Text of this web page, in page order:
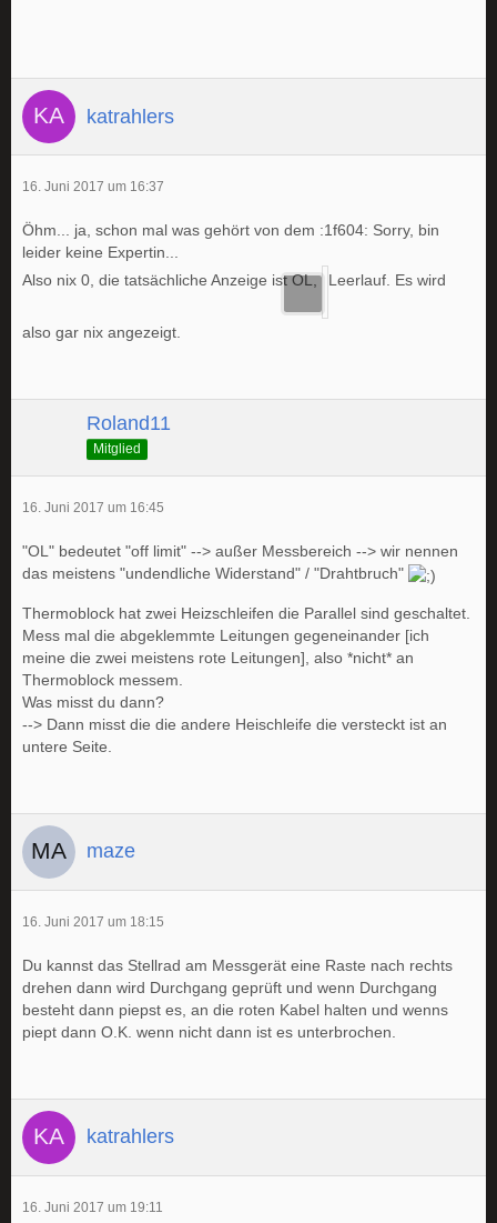
katrahlers
16. Juni 2017 um 16:37
Öhm... ja, schon mal was gehört von dem :1f604: Sorry, bin
leider keine Expertin...
Also nix 0, die tatsächliche Anzeige ist OL, Leerlauf. Es wird
also gar nix angezeigt.
Roland11
Mitglied
16. Juni 2017 um 16:45
"OL" bedeutet "off limit" --> außer Messbereich --> wir nennen
das meistens "undendliche Widerstand" / "Drahtbruch"
Thermoblock hat zwei Heizschleifen die Parallel sind geschaltet.
Mess mal die abgeklemmte Leitungen gegeneinander [ich
meine die zwei meistens rote Leitungen], also *nicht* an
Thermoblock messem.
Was misst du dann?
--> Dann misst die die andere Heischleife die versteckt ist an
untere Seite.
maze
16. Juni 2017 um 18:15
Du kannst das Stellrad am Messgerät eine Raste nach rechts
drehen dann wird Durchgang geprüft und wenn Durchgang
besteht dann piepst es, an die roten Kabel halten und wenns
piept dann O.K. wenn nicht dann ist es unterbrochen.
katrahlers
16. Juni 2017 um 19:11